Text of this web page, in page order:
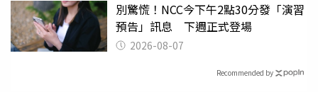
別驚慌！NCC今下午2點30分發「演習
預告」訊息 下週正式登場
2026-08-07
Recommended by